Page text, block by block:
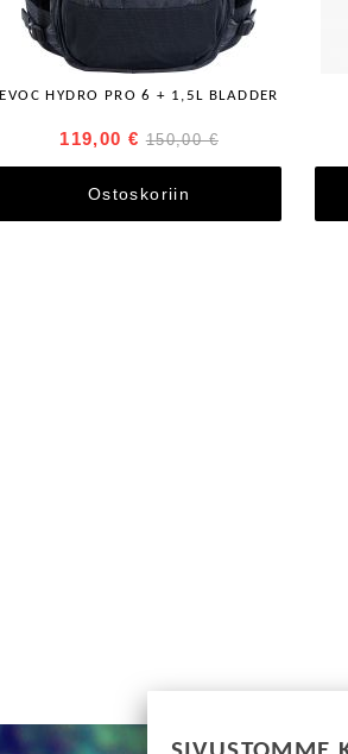
EVOC HYDRO PRO 6 + 1,5L BLADDER
119,00 € 150,00 €
Ostoskoriin